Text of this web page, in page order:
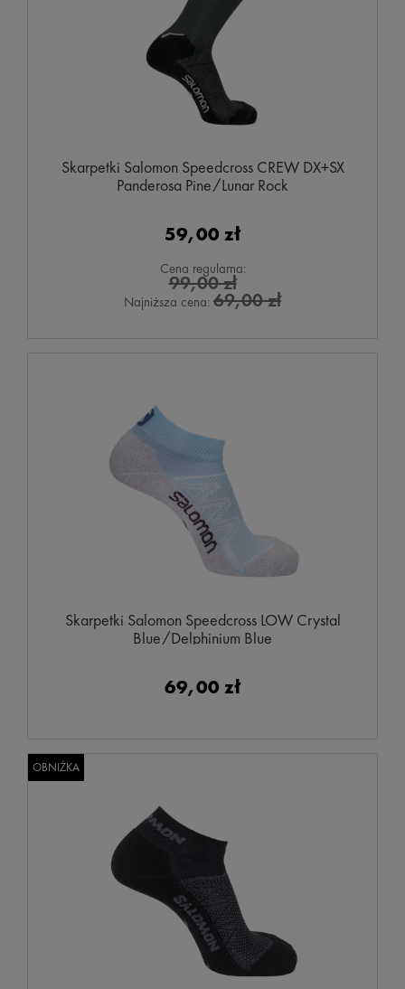
Skarpetki Salomon Speedcross CREW DX+SX
Panderosa Pine/Lunar Rock
59,00 zł
Cena regularna:
99,00 zł
Najniższa cena: 69,00 zł
Skarpetki Salomon Speedcross LOW Crystal
Blue/Delphinium Blue
69,00 zł
OBNIŻKA